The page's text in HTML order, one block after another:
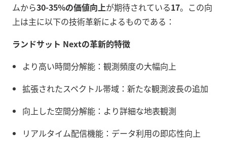
ムから30-35%の価値向上が期待されている17。この向
上は主に以下の技術革新によるものである：
ランドサット Nextの革新的特徴
より高い時間分解能：観測頻度の大幅向上
拡張されたスペクトル帯域：新たな観測波長の追加
向上した空間分解能：より詳細な地表観測
リアルタイム配信機能：データ利用の即応性向上